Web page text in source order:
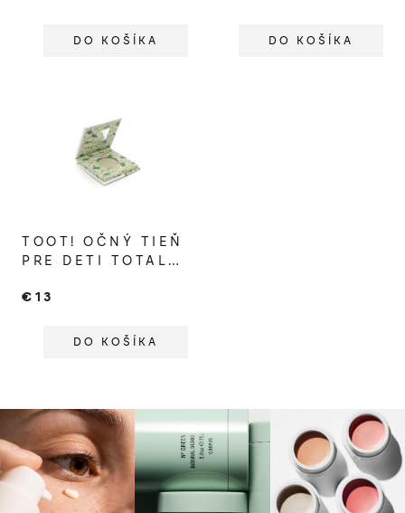
DO KOŠÍKA DO KOŠÍKA
TOOT! OČNÝ TIEŇ
PRE DETI TOTALLY
€13
DO KOŠÍKA